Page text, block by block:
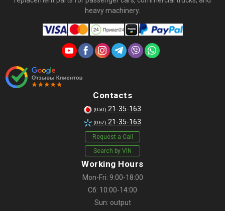
heavy machinery.
Contacts
(050) 21-35-163
(067) 21-35-163
Request a Call
Search by VIN
Working Hours
Mon-Fri: 9:00-18:00
Сб: 10:00-14:00
Sun: output